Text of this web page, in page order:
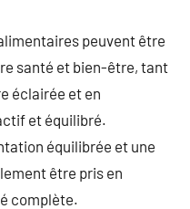
peuvent être
santé et bien-être, tant
éclairée et en
et équilibré.
équilibrée et une
être pris en
complète.